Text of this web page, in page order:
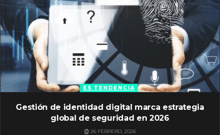
ES TENDENCIA
Gestión de identidad digital marca estrategia
global de seguridad en 2026
26 FEBRERO, 2026